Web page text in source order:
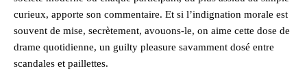
curieux, apporte son commentaire. Et si l’indignation morale est
souvent de mise, secrètement, avouons-le, on aime cette dose de
drame quotidienne, un guilty pleasure savamment dosé entre
scandales et paillettes.